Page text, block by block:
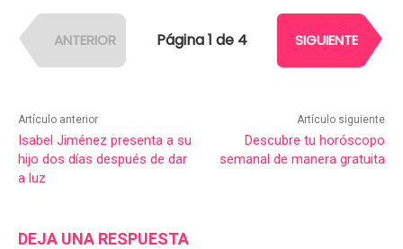
ANTERIOR Página 1 de 4 SIGUIENTE
Artículo anterior
Isabel Jiménez presenta a su
hijo dos días después de dar
a luz
Artículo siguiente
Descubre tu horóscopo
semanal de manera gratuita
DEJA UNA RESPUESTA